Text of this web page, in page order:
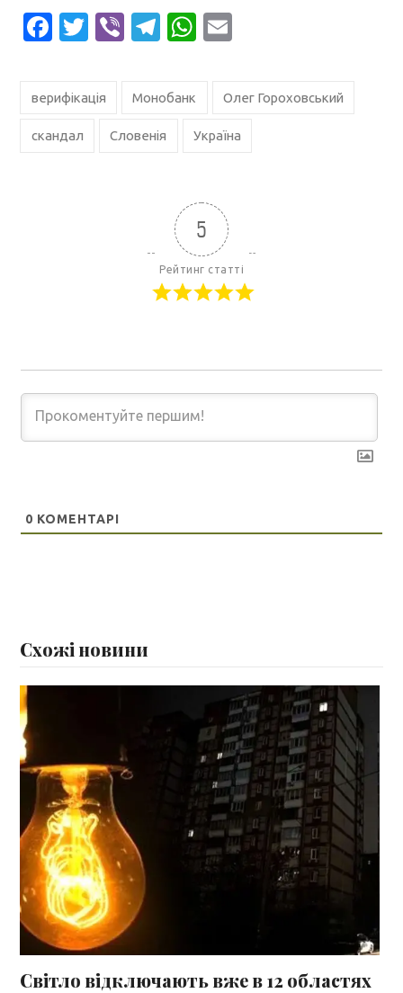
Facebook
Twitter
ViberTelegram
WhatsApp
верифікація Монобанк Олег Гороховський
скандал Словенія Україна
5
Рейтинг статті
0 КОМЕНТАРІ
Схожі новини
Світло відключають вже в 12 областях